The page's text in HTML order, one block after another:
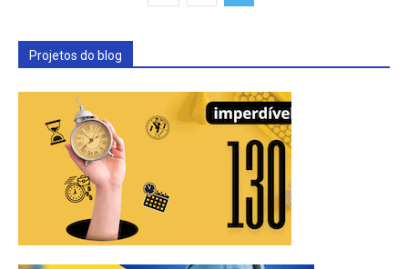
Projetos do blog